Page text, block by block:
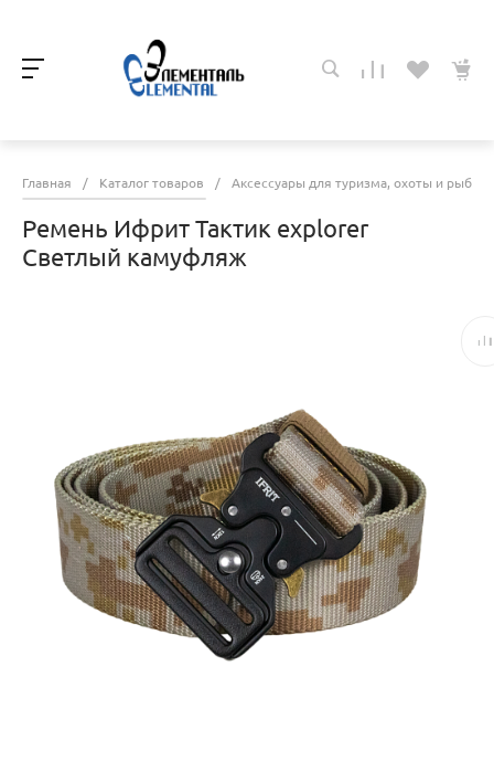
Главная / Каталог товаров / Аксессуары для туризма, охоты и
Ремень Ифрит Тактик explorer
Светлый камуфляж